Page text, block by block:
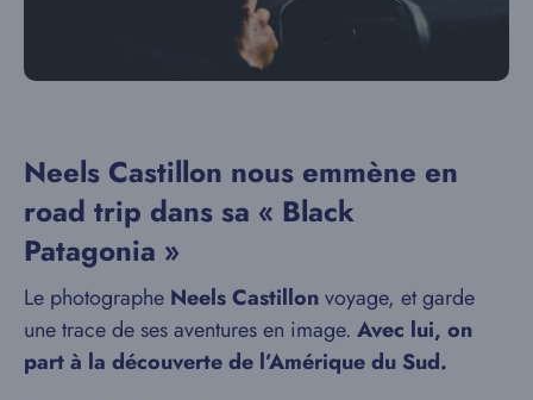
Neels Castillon nous emmène en
road trip dans sa « Black
Patagonia »
Le photographe Neels Castillonvoyage, et garde
une trace de ses aventures en image. Avec lui, on
part à la découverte de l’Amérique du Sud.